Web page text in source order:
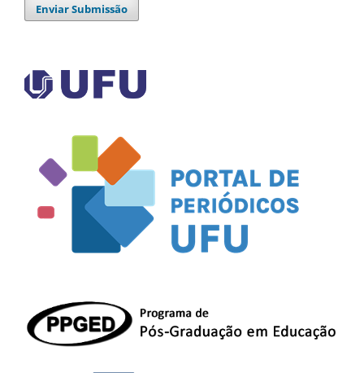
Enviar Submissão